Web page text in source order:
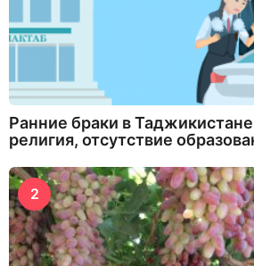
Ранние браки в
религия, отсутствие
2